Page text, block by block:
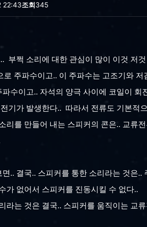
22:43조회345
부쩍 소리에 대한 관심이 많이 이것 저
로 주파수이고.. 이 주파수는 고조기와
수이고.. 자석의 양극 사이에 코일이
기가 발생한다.. 따라서 전류도 기본적
리를 만들어 내는 스피커의 콘은.. 교류
.. 결국.. 스피커를 통한 소리라는 것은
가 없어서 스피커를 진동시킬 수 없다..
라는 것은 결국.. 스피커를 움직이는 교